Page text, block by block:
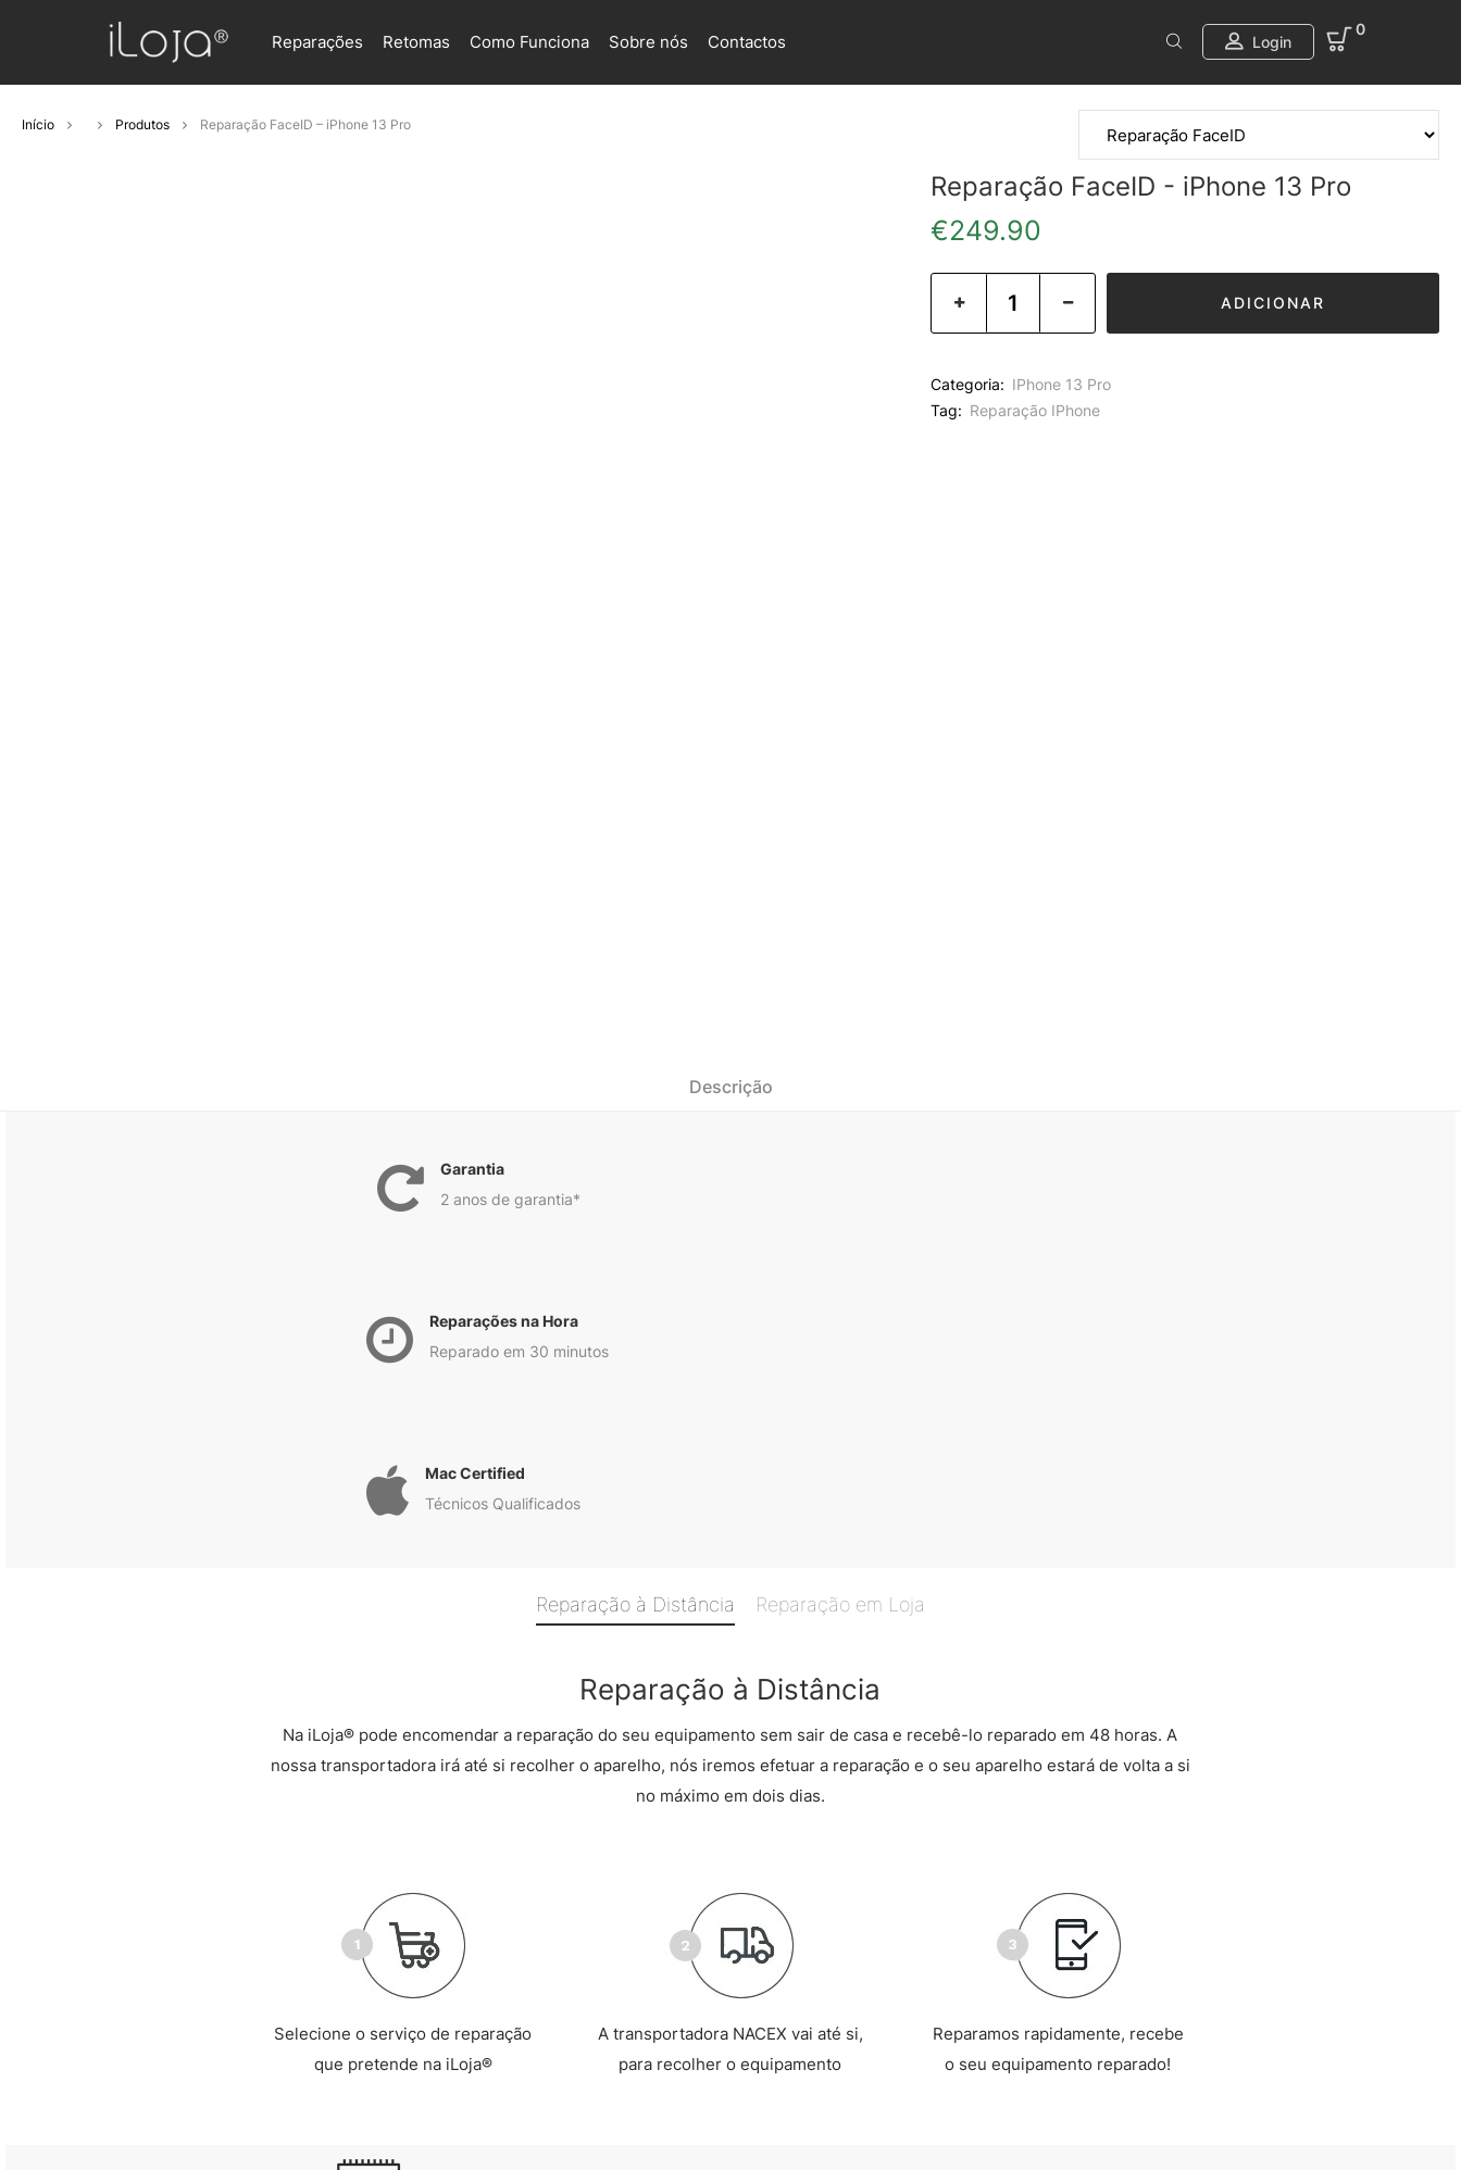
Reparações Retomas Como Funciona Sobre nós Contactos Login
0
Início Produtos Reparação FaceID – iPhone 13 Pro
Reparação FaceID - iPhone 13 Pro
€249.90
ADICIONAR
Categoria: IPhone 13 Pro
Tag: Reparação IPhone
Descrição
Garantia
2 anos de garantia*
Reparações na Hora
Reparado em 30 minutos
Mac Certified
Técnicos Qualificados
Reparação à Distância Reparação em Loja
Reparação à Distância
Na iLoja® pode encomendar a reparação do seu equipamento sem sair de casa e recebê-lo reparado em 48 horas. A
nossa transportadora irá até si recolher o aparelho, nós iremos efetuar a reparação e o seu aparelho estará de volta a si
no máximo em dois dias.
Selecione o serviço de reparação
que pretende na iLoja®
A transportadora NACEX vai até si,
para recolher o equipamento
Reparamos rapidamente, recebe
o seu equipamento reparado!